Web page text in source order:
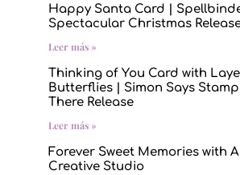
Happy Santa Card |
Spectacular Christmas
Leer más »
Thinking of You Card with
Butterflies | Simon Says
There Release
Leer más »
Forever Sweet Memories with
Creative Studio